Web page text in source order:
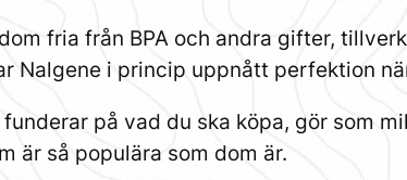
fria från BPA och andra gifter,
Nalgene i princip uppnått perfektion
på vad du ska köpa, gör som
är så populära som dom är.